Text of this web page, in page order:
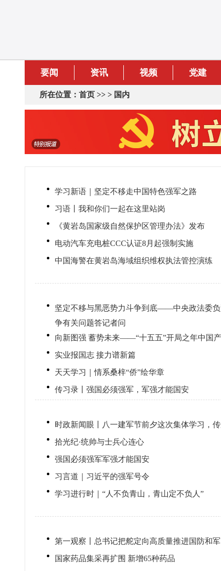
要闻 资讯 视频 党建
所在位置： 首页 >> > 国内
学习新语｜坚定不移走中国特色强军之路
习语丨我和你们一起在这里站岗
《黄岩岛国家级自然保护区管理办法》发布
电动汽车充电桩CCC认证8月起强制实施
中国海警在黄岩岛海域组织维权执法管控演练
坚定不移与黑恶势力斗争到底——中央政法委
争有关问题答记者问
向新图强 蓄势未来——“十五五”开局之年中国
实业报国志 接力谱新篇
天天学习｜情系桑梓“侨”绘华章
传习录丨强国必须强军，军强才能国安
时政新闻眼丨八一建军节前夕这次集体学习，
拾光纪·统帅与士兵心连心
强国必须强军军强才能国安
习言道｜习近平的强军号令
学习进行时｜“人不负青山，青山定不负人”
第一观察丨总书记把舵定向高质量推进国防和
国家药品集采再扩围 新增65种药品